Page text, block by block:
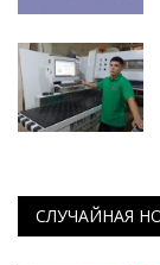
СЛУЧАЙНАЯ